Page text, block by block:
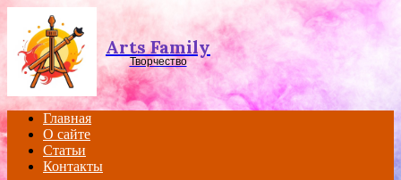
Arts Family
Творчество
Главная
О сайте
Статьи
Контакты